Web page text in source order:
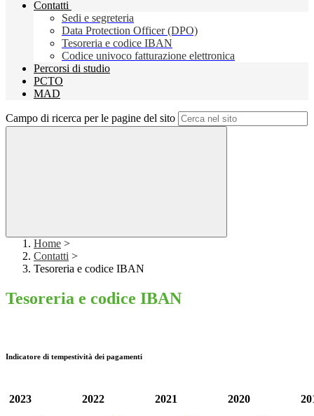
Contatti
Sedi e segreteria
Data Protection Officer (DPO)
Tesoreria e codice IBAN
Codice univoco fatturazione elettronica
Percorsi di studio
PCTO
MAD
Campo di ricerca per le pagine del sito
Home >
Contatti >
Tesoreria e codice IBAN
Tesoreria e codice IBAN
Indicatore di tempestività dei pagamenti
2023
2022
2021
2020